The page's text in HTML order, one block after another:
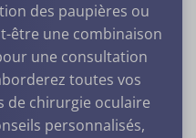
des paupières ou
être une combinaison
une consultation
toutes vos
de chirurgie oculaire
personnalisés,